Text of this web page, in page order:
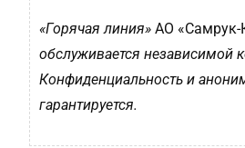
«Горячая линия»АО «Самрук-
обслуживается независимой
Конфиденциальность и
гарантируется.